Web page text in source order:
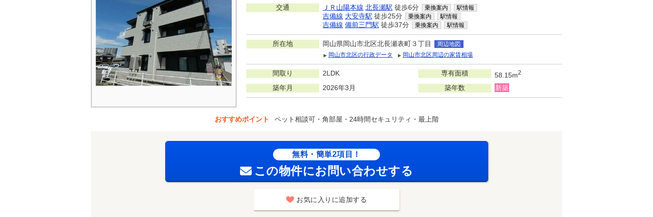
交通 ＪＲ山陽本線 北長瀬駅 徒歩6分 乗換案内 駅情報
吉備線 大安寺駅 徒歩25分 乗換案内 駅情報
吉備線 備前三門駅 徒歩37分 乗換案内 駅情報
所在地 岡山県岡山市北区北長瀬表町３丁目
周辺地図
岡山市北区の行政データ
岡山市北区周辺の家賃相場
間取り 2LDK 専有面積 58.15m2
築年月 2026年3月 築年数 新築
おすすめポイント ペット相談可・角部屋・24時間セキュリティ・最上階
無料・簡単2項目！
この物件にお問い合わせする
お気に入りに追加する